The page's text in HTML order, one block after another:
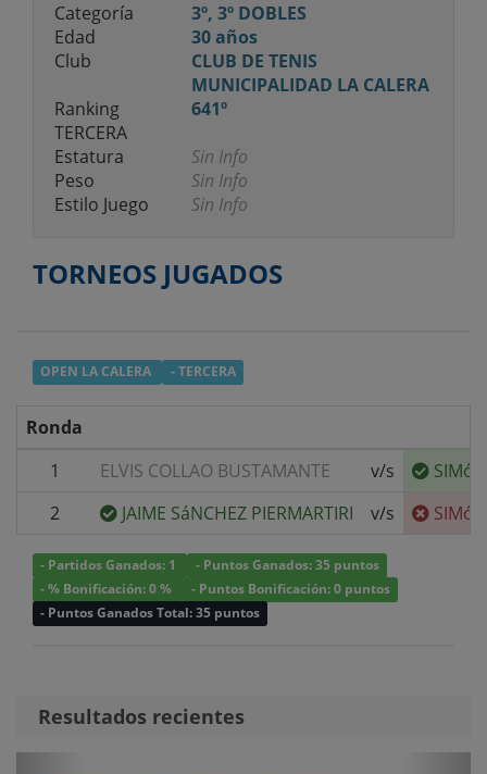
Categoría
3º, 3º DOBLES
Edad
30 años
Club
CLUB DE TENIS
MUNICIPALIDAD LA CALERA
Ranking
TERCERA
641º
Estatura
Sin Info
Peso
Sin Info
Estilo Juego
Sin Info
TORNEOS JUGADOS
OPEN LA CALERA - TERCERA
Ronda
1
ELVIS COLLAO BUSTAMANTE v/s
2
JAIME SáNCHEZ PIERMARTIRI v/s
- Partidos Ganados: 1
- Puntos Ganados: 35 puntos
- % Bonificación: 0 %
- Puntos Bonificación: 0 puntos
- Puntos Ganados Total: 35 puntos
Resultados recientes